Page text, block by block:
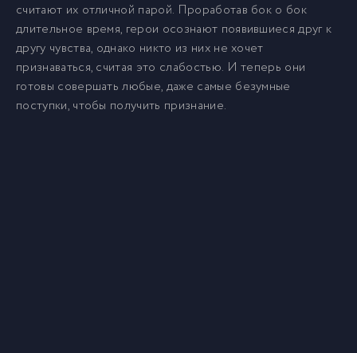
считают их отличной парой. Проработав бок о бок
длительное время, герои осознают появившиеся друг к
другу чувства, однако никто из них не хочет
признаваться, считая это слабостью. И теперь они
готовы совершать любые, даже самые безумные
поступки, чтобы получить признание.